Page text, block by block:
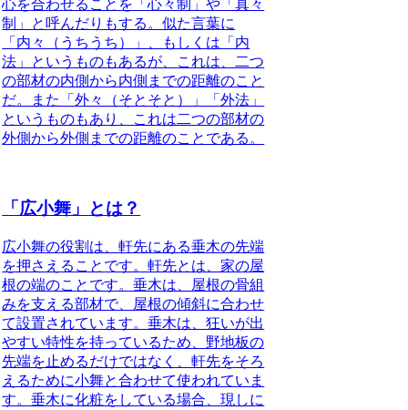
心を合わせることを「心々制」や「真々
制」と呼んだりもする。似た言葉に
「内々（うちうち）」、もしくは「内
法」というものもあるが、これは、二つ
の部材の内側から内側までの距離のこと
だ。また「外々（そとそと）」「外法」
というものもあり、これは二つの部材の
外側から外側までの距離のことである。
「広小舞」とは？
広小舞の役割は、軒先にある垂木の先端
を押さえること です。軒先とは、家の屋
根の端のことです。垂木は、屋根の骨組
みを支える部材で、屋根の傾斜に合わせ
て設置されています。垂木は、狂いが出
やすい特性を持っているため、野地板の
先端を止めるだけではなく、軒先をそろ
えるために小舞と合わせて使われていま
す。垂木に化粧をしている場合、現しに